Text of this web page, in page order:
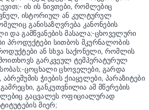
ის ის ნივთები, რომლებიც
ისტორიულ ან კულტურულ
განისაზღვრება კანონების
და გამწვანების მასალა;-ცხოველური
პროდუქტები სითბოს მკურნალობის
ან სხვა საქონელი, რომლის
გარკვეულ ტემპერატურულ
ცოცხალი ცხოველები, გარდა
ჭიების ქიაყელები, პარაზიტები
განკუთვნილია ამ მწერების
გაცვალეს ოფიციალურად
მიერ;